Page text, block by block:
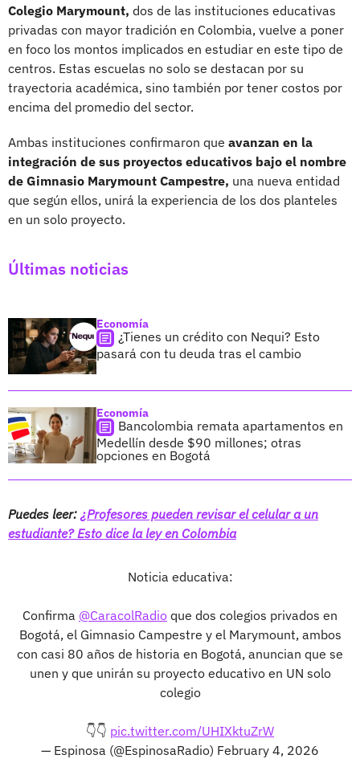
Colegio Marymount, dos de las instituciones educativas
privadas con mayor tradición en Colombia, vuelve a poner
en foco los montos implicados en estudiar en este tipo de
centros. Estas escuelas no solo se destacan por su
trayectoria académica, sino también por tener costos por
encima del promedio del sector.
Ambas instituciones confirmaron que avanzan en la
integración de sus proyectos educativos bajo el nombre
de Gimnasio Marymount Campestre, una nueva entidad
que según ellos, unirá la experiencia de los dos planteles
en un solo proyecto.
Últimas noticias
Economía
¿Tienes un crédito con Nequi? Esto
pasará con tu deuda tras el cambio
Economía
Bancolombia remata apartamentos en
Medellín desde $90 millones; otras
opciones en Bogotá
Puedes leer: ¿Profesores pueden revisar el celular a un
estudiante? Esto dice la ley en Colombia
Noticia educativa:
Confirma @CaracolRadio que dos colegios privados en
Bogotá, el Gimnasio Campestre y el Marymount, ambos
con casi 80 años de historia en Bogotá, anuncian que se
unen y que unirán su proyecto educativo en UN solo
colegio
👇👇 pic.twitter.com/UHIXktuZrW
— Espinosa (@EspinosaRadio) February 4, 2026